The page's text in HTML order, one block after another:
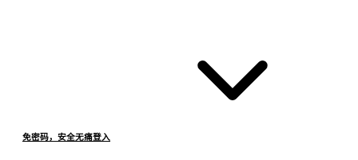
免密码，安全无痛登入